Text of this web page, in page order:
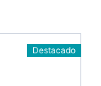
Destacado